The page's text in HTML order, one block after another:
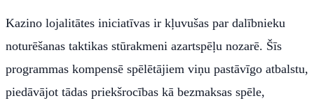
Kazino lojalitātes iniciatīvas ir kļuvušas par dalībnieku
noturēšanas taktikas stūrakmeni azartspēļu nozarē. Šīs
programmas kompensē spēlētājiem viņu pastāvīgo atbalstu,
piedāvājot tādas priekšrocības kā bezmaksas spēle,